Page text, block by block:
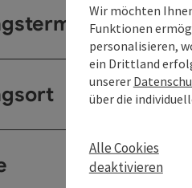
e
Wir möchten
Funktionen
personalisieren,
ein Drittland
unserer
über die
Alle Cookies
deaktivieren